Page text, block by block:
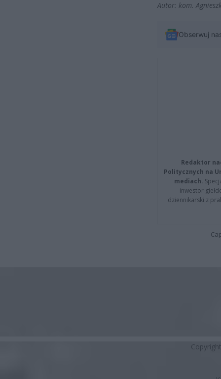
Autor: kom.
Obserwuj
Redaktor
Politycznych na
mediach.
inwestor
dziennikarski z